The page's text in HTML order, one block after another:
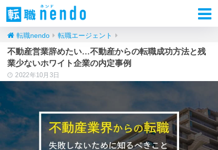
転職nendo 転職エージェント
不動産営業辞めたい…不動産からの転職成功方法と残
業少ないホワイト企業の内定事例
2022年10月3日